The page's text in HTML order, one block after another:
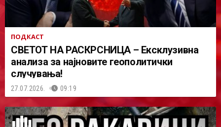
ПОДКАСТ
СВЕТОТ НА РАСКРСНИЦА – Ексклузивна
анализа за најновите геополитички
случувања!
27.07.2026. 09:19